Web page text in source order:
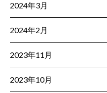
2024年3月
2024年2月
2023年11月
2023年10月